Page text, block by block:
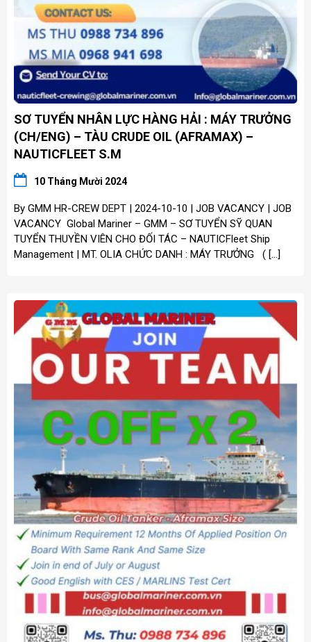
SƠ TUYỂN NHÂN LỰC HÀNG HẢI : MÁY TRƯỞNG
(CH/ENG) – TÀU CRUDE OIL (AFRAMAX) –
NAUTICFLEET S.M
10 Tháng Mười 2024
By GMM HR-CREW DEPT | 2024-10-10 | JOB VACANCY | JOB
VACANCY Global Mariner – GMM – SƠ TUYỂN SỸ QUAN
TUYỂN THUYỀN VIÊN CHO ĐỐI TÁC – NAUTICFleet Ship
Management | MT. OLIA CHỨC DANH : MÁY TRƯỞNG ( […]